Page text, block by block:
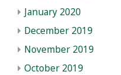
January 2020
December 2019
November 2019
October 2019